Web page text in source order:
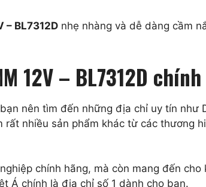
– BL7312D nhẹ nhàng và dễ dàng cầm
12V – BL7312D
nên tìm đến những địa chỉ uy tín như
rất nhiều sản phẩm khác từ các thương
chính hãng, mà còn mang đến
Á chính là địa chỉ số 1 dành cho bạn.